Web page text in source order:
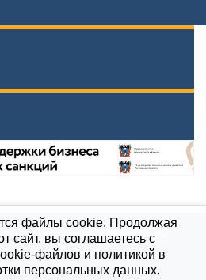
вышестоящих организаций
коррупции
Карта сайта
им. А.П.Чехова\", 2021
файлы cookie. Продолжая
сайт, вы соглашаетесь с
файлов и политикой в
персональных данных.